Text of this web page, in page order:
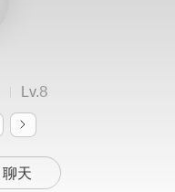
Lv.8
聊天